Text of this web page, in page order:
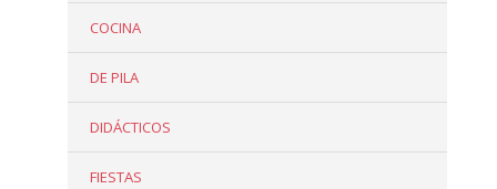
COCINA
DE PILA
DIDÁCTICOS
FIESTAS